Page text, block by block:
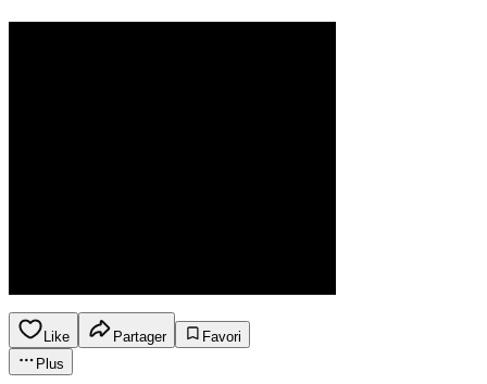
Like Partager
Favori
Plus